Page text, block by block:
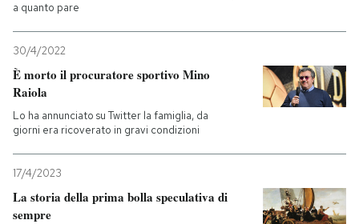
NEWSLETTER
I MIEI PREFERITI
AREA PERSONALE
a quanto pare
30/4/2022
È morto il procuratore sportivo Mino
Raiola
Lo ha annunciato su Twitter la famiglia, da
giorni era ricoverato in gravi condizioni
17/4/2023
La storia della prima bolla speculativa di
sempre